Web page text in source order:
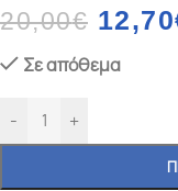
20,00€ 12,70
Σε απόθεμα
- +